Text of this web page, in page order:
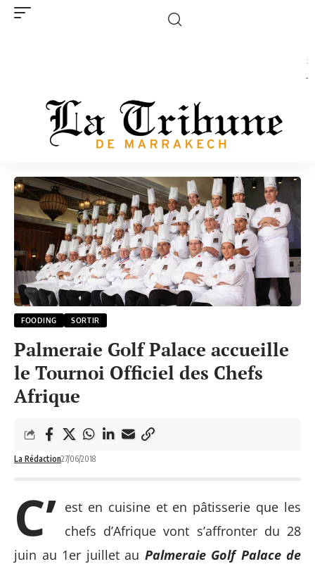
FOODING SORTIR
Palmeraie Golf Palace accueille
le Tournoi Officiel des Chefs
Afrique
La Rédaction27/06/2018
C’ est en cuisine et en pâtisserie que les
chefs d’Afrique vont s’affronter du 28
juin au 1er juillet au Palmeraie Golf Palace de